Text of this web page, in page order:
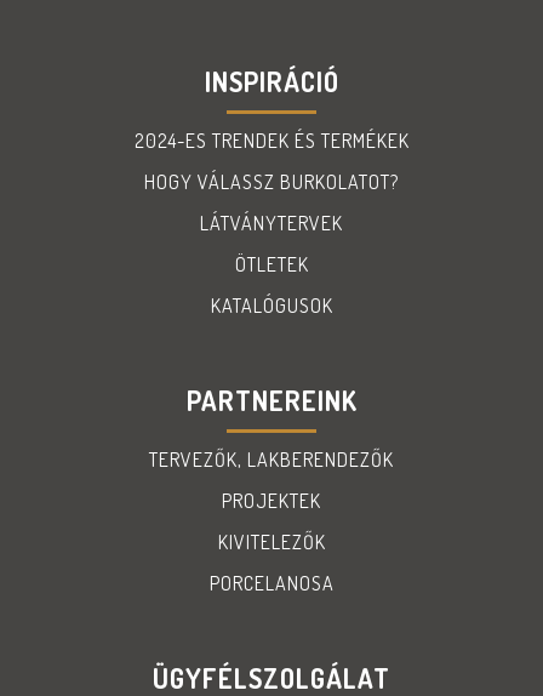
INSPIRÁCIÓ
2024-ES TRENDEK ÉS TERMÉKEK
HOGY VÁLASSZ BURKOLATOT?
LÁTVÁNYTERVEK
ÖTLETEK
KATALÓGUSOK
PARTNEREINK
TERVEZŐK, LAKBERENDEZŐK
PROJEKTEK
KIVITELEZŐK
PORCELANOSA
ÜGYFÉLSZOLGÁLAT